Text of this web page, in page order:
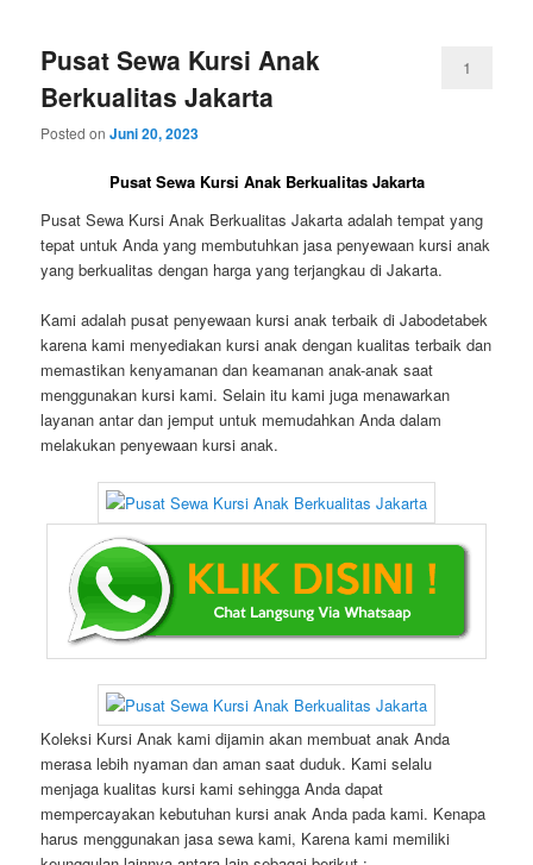
Pusat Sewa Kursi Anak
Berkualitas Jakarta
Posted onJuni 20, 2023
1
Pusat Sewa Kursi Anak Berkualitas Jakarta
Pusat Sewa Kursi Anak Berkualitas Jakarta adalah tempat yang
tepat untuk Anda yang membutuhkan jasa penyewaan kursi anak
yang berkualitas dengan harga yang terjangkau di Jakarta.
Kami adalah pusat penyewaan kursi anak terbaik di Jabodetabek
karena kami menyediakan kursi anak dengan kualitas terbaik dan
memastikan kenyamanan dan keamanan anak-anak saat
menggunakan kursi kami. Selain itu kami juga menawarkan
layanan antar dan jemput untuk memudahkan Anda dalam
melakukan penyewaan kursi anak.
Koleksi Kursi Anak kami dijamin akan membuat anak Anda
merasa lebih nyaman dan aman saat duduk. Kami selalu
menjaga kualitas kursi kami sehingga Anda dapat
mempercayakan kebutuhan kursi anak Anda pada kami. Kenapa
harus menggunakan jasa sewa kami, Karena kami memiliki